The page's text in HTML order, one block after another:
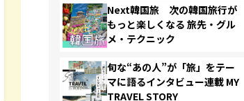
Next韓国旅 次の韓国旅行が
もっと楽しくなる 旅先・グル
メ・テクニック
旬な“あの人”が「旅」をテー
マに語るインタビュー連載 MY
TRAVEL STORY